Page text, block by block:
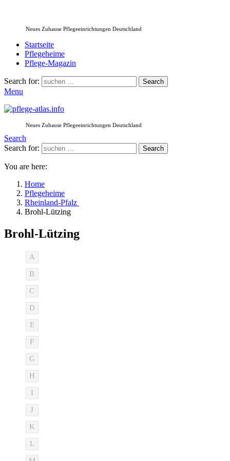
Neues Zuhause Pflegeeinrichtungen Deutschland
Startseite
Pflegeheime
Pflege-Magazin
Search for: Search
Menu
Neues Zuhause Pflegeeinrichtungen Deutschland
Search
Search for:
Search
You are here:
Home
Pflegeheime
Rheinland-Pfalz
Brohl-Lützing
Brohl-Lützing
A
B
C
D
E
F
G
H
I
J
K
L